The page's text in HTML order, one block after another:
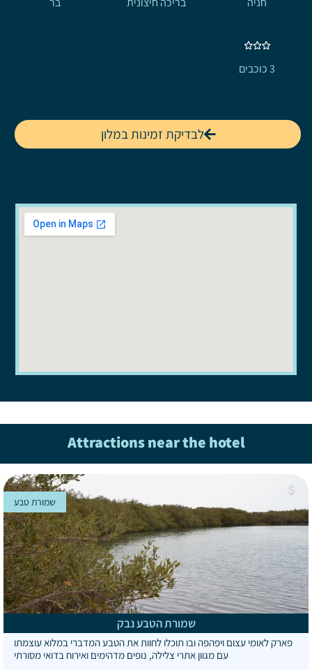
3 כוכבים
לבדיקת זמינות במלון
Attractions near the hotel
שמורת הטבע נבק
פארק לאומי עצום ויפהפה ובו תוכלו לחוות את הטבע המדברי במלוא עוצמתו
עם מגוון אתרי צלילה, נופים מדהימים ואירוח בדואי מסורתי
שמורת טבע